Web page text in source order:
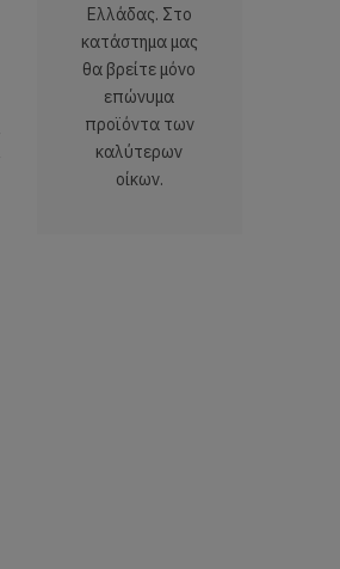
Ελλάδας. Στο
κατάστημα μας
θα βρείτε μόνο
επώνυμα
προϊόντα των
καλύτερων
οίκων.